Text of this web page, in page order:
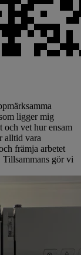
ligger mig
och vet hur ensam
alltid vara
främja arbetet
Tillsammans gör vi